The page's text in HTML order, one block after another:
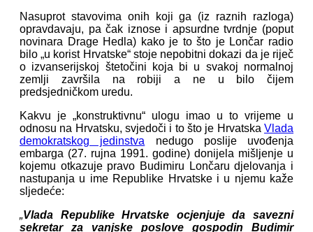
Nasuprot stavovima onih koji ga (iz raznih razloga)
opravdavaju, pa čak iznose i apsurdne tvrdnje (poput
novinara Drage Hedla) kako je to što je Lončar radio
bilo „u korist Hrvatske“ stoje nepobitni dokazi da je riječ
o izvanserijskoj štetočini koja bi u svakoj normalnoj
zemlji završila na robiji a ne u bilo čijem
predsjedničkom uredu.
Kakvu je „konstruktivnu“ ulogu imao u to vrijeme u
odnosu na Hrvatsku, svjedoči i to što je Hrvatska Vlada
demokratskog jedinstva nedugo poslije uvođenja
embarga (27. rujna 1991. godine) donijela mišljenje u
kojemu otkazuje pravo Budimiru Lončaru djelovanja i
nastupanja u ime Republike Hrvatske i u njemu kaže
sljedeće:
„Vlada Republike Hrvatske ocjenjuje da savezni
sekretar za vanjske poslove gospodin Budimir